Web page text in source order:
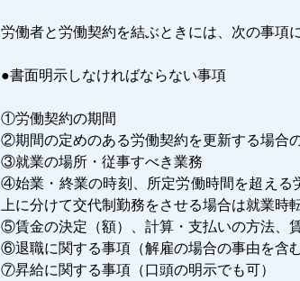
労働者と労働契約を結ぶときには、次の事項
●書面明示しなければならない事項
①労働契約の期間
②期間の定めのある労働契約を更新する場合
③就業の場所・従事すべき業務
④始業・終業の時刻、所定労働時間を超える
上に分けて交代制勤務をさせる場合は就業時
⑤賃金の決定（額）、計算・支払いの方法、
⑥退職に関する事項（解雇の場合の事由を含む
⑦昇給に関する事項（口頭の明示でも可）